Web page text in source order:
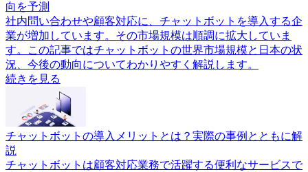
向を予測
社内問い合わせや顧客対応に、チャットボットを導入する企
業が増加しています。その市場規模は順調に拡大していま
す。この記事ではチャットボットの世界市場規模と日本の状
況、今後の動向についてわかりやすく解説します。
続きを見る
チャットボットの導入メリットとは？実際の事例とともに解
説
チャットボットは顧客対応業務で活躍する便利なサービスで